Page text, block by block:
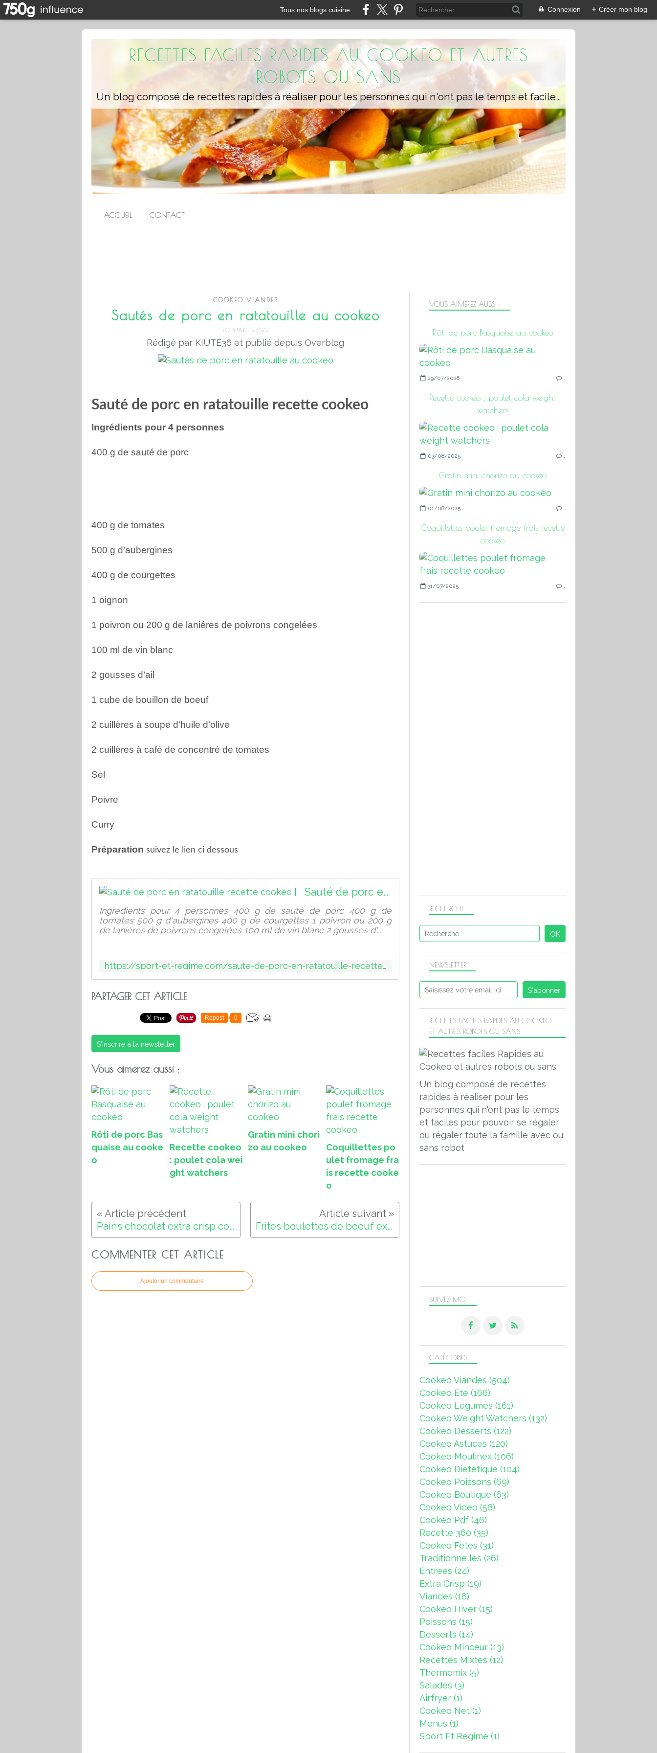
Tous nos blogs cuisine Connexion + Créer mon blog
RECETTES FACILES RAPIDES AU COOKEO ET AUTRES
ROBOTS OU SANS
Un blog composé de recettes rapides à réaliser pour les personnes qui n'ont pas le temps et faciles pour pouvoir se régaler ou régaler toute la famille avec ou sans robot
ACCUEIL CONTACT
COOKEO VIANDES
Sautés de porc en ratatouille au cookeo
10 MARS 2022
Rédigé par KIUTE36 et publié depuis Overblog
Sauté de porc en ratatouille recette cookeo
Ingrédients pour 4 personnes
400 g de sauté de porc
400 g de tomates
500 g d’aubergines
400 g de courgettes
1 oignon
1 poivron ou 200 g de laniéres de poivrons congelées
100 ml de vin blanc
2 gousses d’ail
1 cube de bouillon de boeuf
2 cuillères à soupe d’huile d’olive
2 cuillères à café de concentré de tomates
Sel
Poivre
Curry
Préparation suivez le lien ci dessous
Sauté de porc en ratatouille recette cookeo |
Ingrédients pour 4 personnes 400 g de sauté de porc 400 g de
tomates 500 g d'aubergines 400 g de courgettes 1 poivron ou 200 g
de laniéres de poivrons congelées 100 ml de vin blanc 2 gousses d'...
https://sport-et-regime.com/saute-de-porc-en-ratatouille-recette-cookeo/
PARTAGER CET ARTICLE
Repost 0
S'inscrire à la newsletter
Vous aimerez aussi :
Rôti de porc Bas
quaise au cooke
o
Recette cookeo
: poulet cola wei
ght watchers
Gratin mini chori
zo au cookeo
Coquillettes po
ulet fromage fra
is recette cooke
o
Pains chocolat extra crisp cookeo Frites boulettes de boeuf extra crisp cookeo
COMMENTER CET ARTICLE
Ajouter un commentaire
NEWSLETTER
SUIVEZ-MOI
RECHERCHE
RECETTES FACILES RAPIDES AU COOKEO
ET AUTRES ROBOTS OU SANS
Un blog composé de recettes
rapides à réaliser pour les
personnes qui n'ont pas le temps
et faciles pour pouvoir se régaler
ou régaler toute la famille avec ou
sans robot
VOUS AIMEREZ AUSSI :
Rôti de porc Basquaise au cookeo
29/07/2026 …
Recette cookeo : poulet cola weight
watchers
03/08/2025 …
Gratin mini chorizo au cookeo
01/08/2025 …
Coquillettes poulet fromage frais recette
cookeo
31/07/2025 …
CATÉGORIES
Cookeo Viandes (504)
Cookeo Ete (166)
Cookeo Legumes (161)
Cookeo Weight Watchers (132)
Cookeo Desserts (122)
Cookeo Astuces (120)
Cookeo Moulinex (106)
Cookeo Dietetique (104)
Cookeo Poissons (69)
Cookeo Boutique (63)
Cookeo Video (56)
Cookeo Pdf (46)
Recette 360 (35)
Cookeo Fetes (31)
Traditionnelles (26)
Entrees (24)
Extra Crisp (19)
Viandes (18)
Cookeo Hiver (15)
Poissons (15)
Desserts (14)
Cookeo Minceur (13)
Recettes Mixtes (12)
Thermomix (5)
Salades (3)
Airfryer (1)
Cookeo Net (1)
Menus (1)
Sport Et Regime (1)